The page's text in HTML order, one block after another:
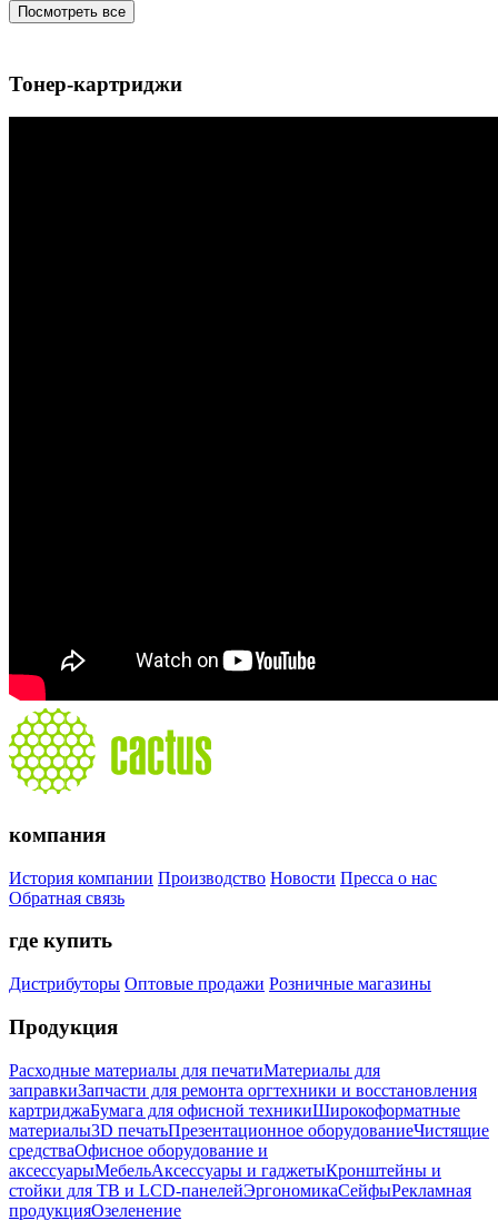
Посмотреть все
Тонер-картриджи
компания
История компании Производство Новости Пресса о нас
Обратная связь
где купить
Дистрибуторы Оптовые продажи Розничные магазины
Продукция
Расходные материалы для печатиМатериалы для
заправкиЗапчасти для ремонта оргтехники и восстановления
картриджаБумага для офисной техникиШирокоформатные
материалы3D печатьПрезентационное оборудованиеЧистящие
средстваОфисное оборудование и
аксессуарыМебельАксессуары и гаджетыКронштейны и
стойки для ТВ и LCD-панелейЭргономикаСейфыРекламная
продукцияОзеленение